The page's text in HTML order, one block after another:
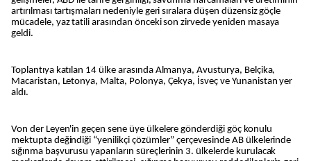
artırılması tartışmaları nedeniyle geri sıralara düşen düzensiz göçle
mücadele, yaz tatili arasından önceki son zirvede yeniden masaya
geldi.
Toplantıya katılan 14 ülke arasında Almanya, Avusturya, Belçika,
Macaristan, Letonya, Malta, Polonya, Çekya, İsveç ve Yunanistan yer
aldı.
Von der Leyen'in geçen sene üye ülkelere gönderdiği göç konulu
mektupta değindiği “yenilikçi çözümler” çerçevesinde AB ülkelerinde
sığınma başvurusu yapanların süreçlerinin 3. ülkelerde kurulacak